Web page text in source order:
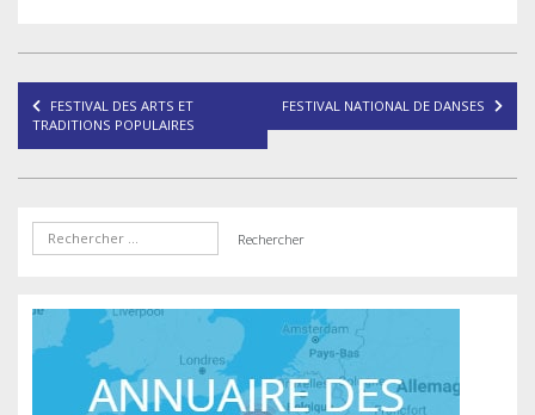
Navigation
de
l’article
FESTIVAL DES ARTS ET
TRADITIONS POPULAIRES
FESTIVAL NATIONAL DE DANSES